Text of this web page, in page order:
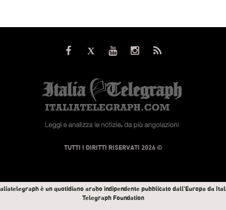
© TUTTI I DIRITTI RISERVATI 2026
è un quotidiano arabo indipendente pubblicato dall'Europa da
Telegraph Foundation